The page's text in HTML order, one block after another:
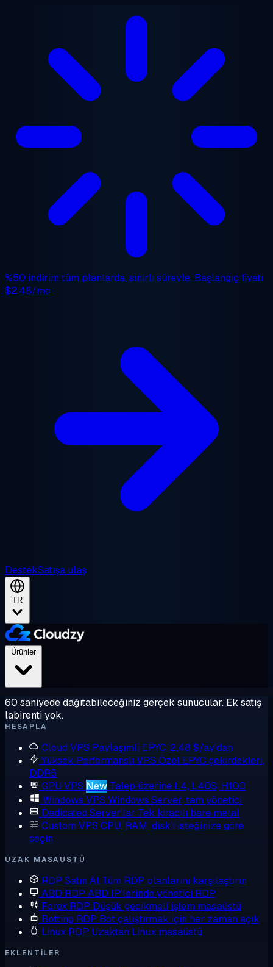
%50 indirim tüm planlarda, sınırlı süreyle. Başlangıç fiyatı
$2.48/mo
DestekSatışa ulaş
TR
Ürünler
60 saniyede dağıtabileceğiniz gerçek sunucular. Ek satış
labirenti yok.
HESAPLA
Cloud VPS Paylaşımlı EPYC, 2,48 $/ay'dan
Yüksek Performanslı VPS Özel EPYC çekirdekleri,
DDR5
GPU VPS New Talep üzerine L4, L40S, H100
Windows VPS Windows Server, tam yönetici
Dedicated Server'lar Tek kiracılı bare metal
Custom VPS CPU, RAM, disk'i isteğinize göre
seçin
UZAK MASAÜSTÜ
RDP Satın Al Tüm RDP planlarını karşılaştırın
ABD RDP ABD IP'lerinde yönetici RDP
Forex RDP Düşük gecikmeli işlem masaüstü
Botting RDP Bot çalıştırmak için her zaman açık
Linux RDP Uzaktan Linux masaüstü
EKLENTILER